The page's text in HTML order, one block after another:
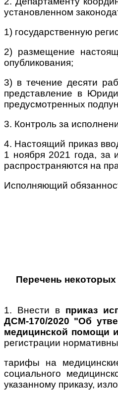
установленном
1) государственную
2) размещение
опубликования;
3) в течение десяти
представление в
предусмотренных
3. Контроль за
4. Настоящий приказ
1 ноября 2021 года, за
распространяются на
Исполняющий
Перечень
1. Внести в приказ
ДСМ-170/2020 "Об
медицинской помощи и
регистрации
тарифы на
социального
указанному приказу,